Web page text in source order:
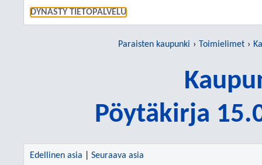
DYNASTY TIETOPALVELU
Paraisten kaupunki Toimielimet
Pöytäkirja
Edellinen asia Seuraava asia